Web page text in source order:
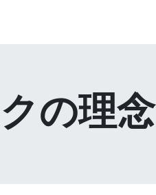
の理念